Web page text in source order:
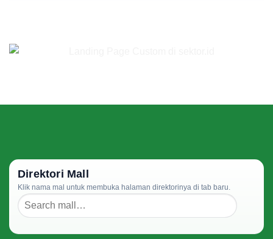
Direktori Mall
Klik nama mal untuk membuka halaman direktorinya di tab baru.